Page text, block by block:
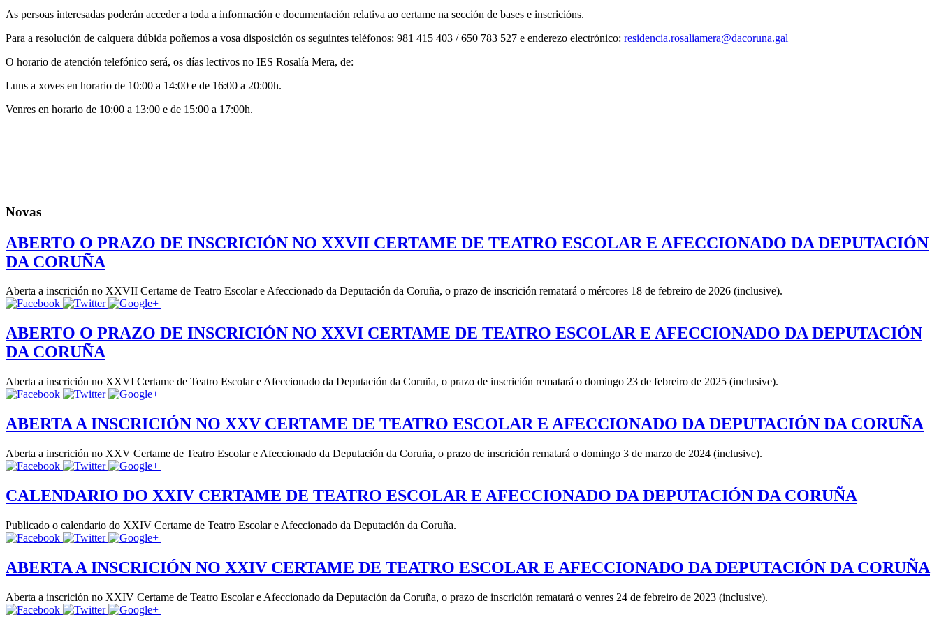
As persoas interesadas poderán acceder a toda a información e documentación relativa ao certame na sección de bases e inscricións.
Para a resolución de calquera dúbida poñemos a vosa disposición os seguintes teléfonos: 981 415 403 / 650 783 527 e enderezo electrónico: residencia.rosaliamera@dacoruna.gal
O horario de atención telefónico será, os días lectivos no IES Rosalía Mera, de:
Luns a xoves en horario de 10:00 a 14:00 e de 16:00 a 20:00h.
Venres en horario de 10:00 a 13:00 e de 15:00 a 17:00h.
Novas
ABERTO O PRAZO DE INSCRICIÓN NO XXVII CERTAME DE TEATRO ESCOLAR E AFECCIONADO DA DEPUTACIÓN
DA CORUÑA
Aberta a inscrición no XXVII Certame de Teatro Escolar e Afeccionado da Deputación da Coruña, o prazo de inscrición rematará o mércores 18 de febreiro de 2026 (inclusive).
ABERTO O PRAZO DE INSCRICIÓN NO XXVI CERTAME DE TEATRO ESCOLAR E AFECCIONADO DA DEPUTACIÓN
DA CORUÑA
Aberta a inscrición no XXVI Certame de Teatro Escolar e Afeccionado da Deputación da Coruña, o prazo de inscrición rematará o domingo 23 de febreiro de 2025 (inclusive).
ABERTA A INSCRICIÓN NO XXV CERTAME DE TEATRO ESCOLAR E AFECCIONADO DA DEPUTACIÓN DA CORUÑA
Aberta a inscrición no XXV Certame de Teatro Escolar e Afeccionado da Deputación da Coruña, o prazo de inscrición rematará o domingo 3 de marzo de 2024 (inclusive).
CALENDARIO DO XXIV CERTAME DE TEATRO ESCOLAR E AFECCIONADO DA DEPUTACIÓN DA CORUÑA
Publicado o calendario do XXIV Certame de Teatro Escolar e Afeccionado da Deputación da Coruña.
ABERTA A INSCRICIÓN NO XXIV CERTAME DE TEATRO ESCOLAR E AFECCIONADO DA DEPUTACIÓN DA CORUÑA
Aberta a inscrición no XXIV Certame de Teatro Escolar e Afeccionado da Deputación da Coruña, o prazo de inscrición rematará o venres 24 de febreiro de 2023 (inclusive).